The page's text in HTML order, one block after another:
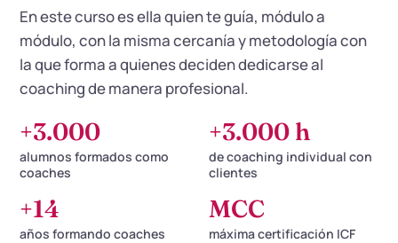
En este curso es ella quien te guía, módulo a
módulo, con la misma cercanía y metodología con
la que forma a quienes deciden dedicarse al
coaching de manera profesional.
+3.000
alumnos formados como
coaches
+3.000 h
de coaching individual con
clientes
+14
años formando coaches
MCC
máxima certificación ICF